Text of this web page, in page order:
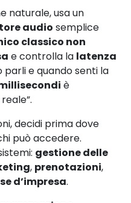
naturale, usa un
audio semplice
classico non
e controlla la latenza
e quando senti la
è
decidi prima dove
può accedere.
gestione delle
, prenotazioni,
d’impresa.